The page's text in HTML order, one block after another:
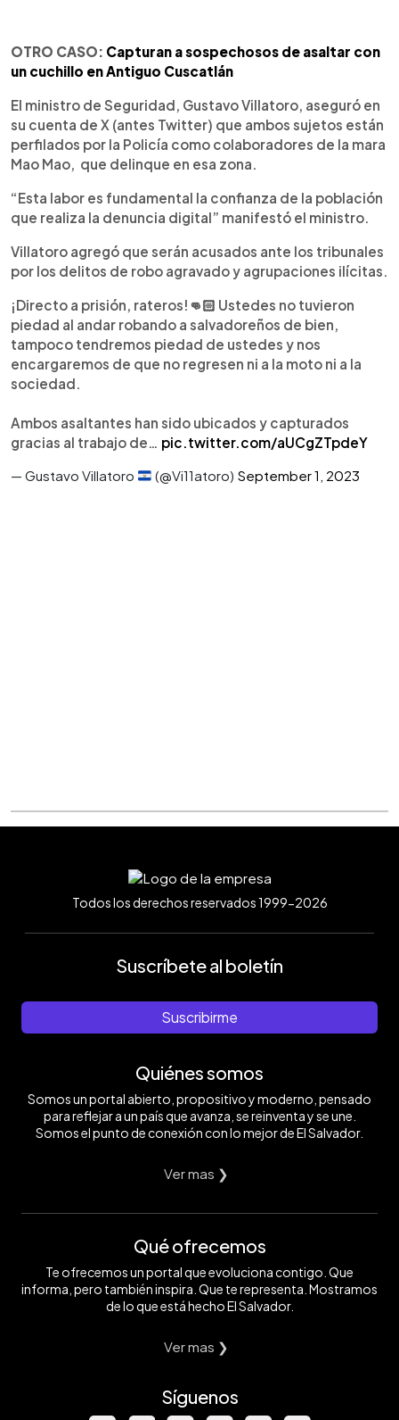
OTRO CASO: Capturan a sospechosos de asaltar con
un cuchillo en Antiguo Cuscatlán
El ministro de Seguridad, Gustavo Villatoro, aseguró en
su cuenta de X (antes Twitter) que ambos sujetos están
perfilados por la Policía como colaboradores de la mara
Mao Mao, que delinque en esa zona.
“Esta labor es fundamental la confianza de la población
que realiza la denuncia digital” manifestó el ministro.
Villatoro agregó que serán acusados ante los tribunales
por los delitos de robo agravado y agrupaciones ilícitas.
¡Directo a prisión, rateros!👊🏻 Ustedes no tuvieron
piedad al andar robando a salvadoreños de bien,
tampoco tendremos piedad de ustedes y nos
encargaremos de que no regresen ni a la moto ni a la
sociedad.
Ambos asaltantes han sido ubicados y capturados
gracias al trabajo de… pic.twitter.com/aUCgZTpdeY
— Gustavo Villatoro
(@Vi11atoro) September 1, 2023
Todos los derechos reservados 1999-2026
Suscríbete al boletín
Suscribirme
Quiénes somos
Somos un portal abierto, propositivo y moderno, pensado
para reflejar a un país que avanza, se reinventa y se une.
Somos el punto de conexión con lo mejor de El Salvador.
Ver mas ❯
Qué ofrecemos
Te ofrecemos un portal que evoluciona contigo. Que
informa, pero también inspira. Que te representa. Mostramos
de lo que está hecho El Salvador.
Ver mas ❯
Síguenos